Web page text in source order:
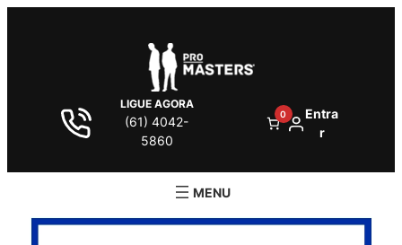
LIGUE AGORA
(61) 4042-
5860
0
Entra
r